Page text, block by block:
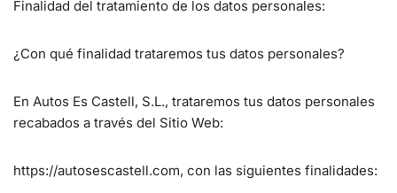
Finalidad del tratamiento de los datos personales:
¿Con qué finalidad trataremos tus datos personales?
En Autos Es Castell, S.L., trataremos tus datos personales
recabados a través del Sitio Web:
https://autosescastell.com, con las siguientes finalidades: